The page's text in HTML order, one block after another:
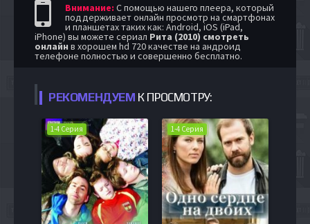
Внимание: С помощью нашего плеера, который
поддерживает онлайн просмотр на смартфонах
и планшетах таких как: Android, iOS (iPad,
iPhone) вы можете сериал Рита (2010) смотреть
онлайн в хорошем hd 720 качестве на андроид
телефоне полностью и совершенно бесплатно.
РЕКОМЕНДУЕМ К ПРОСМОТРУ:
1-4 Серия 1-4 Серия